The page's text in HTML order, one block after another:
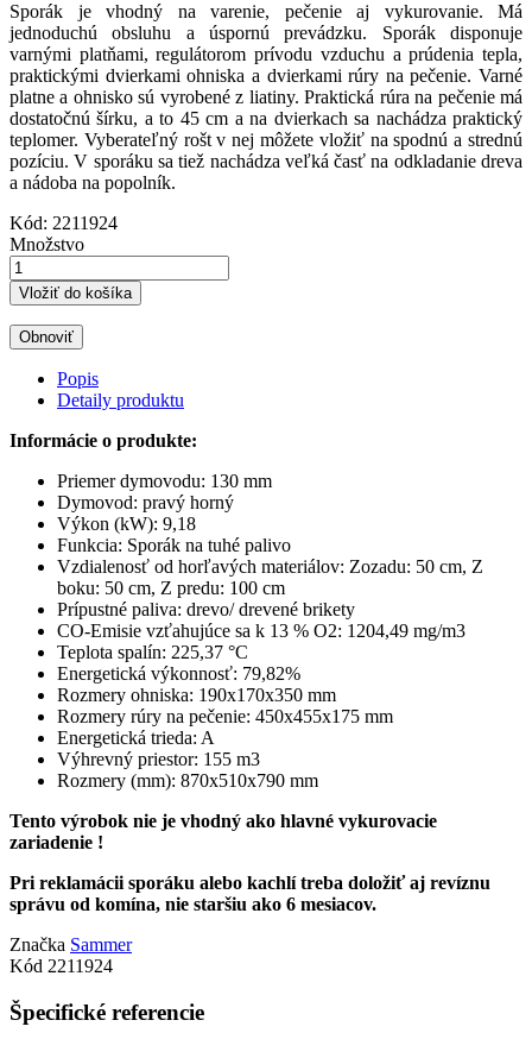
Sporák je vhodný na varenie, pečenie aj vykurovanie. Má
jednoduchú obsluhu a úspornú prevádzku. Sporák disponuje
varnými platňami, regulátorom prívodu vzduchu a prúdenia tepla,
praktickými dvierkami ohniska a dvierkami rúry na pečenie. Varné
platne a ohnisko sú vyrobené z liatiny. Praktická rúra na pečenie má
dostatočnú šírku, a to 45 cm a na dvierkach sa nachádza praktický
teplomer. Vyberateľný rošt v nej môžete vložiť na spodnú a strednú
pozíciu. V sporáku sa tiež nachádza veľká časť na odkladanie dreva
a nádoba na popolník.
Kód: 2211924
Množstvo
Vložiť do košíka
Popis
Detaily produktu
Informácie o produkte:
Priemer dymovodu: 130 mm
Dymovod: pravý horný
Výkon (kW): 9,18
Funkcia: Sporák na tuhé palivo
Vzdialenosť od horľavých materiálov: Zozadu: 50 cm, Z
boku: 50 cm, Z predu: 100 cm
Prípustné paliva: drevo/ drevené brikety
CO-Emisie vzťahujúce sa k 13 % O2: 1204,49 mg/m3
Teplota spalín: 225,37 °C
Energetická výkonnosť: 79,82%
Rozmery ohniska: 190x170x350 mm
Rozmery rúry na pečenie: 450x455x175 mm
Energetická trieda: A
Výhrevný priestor: 155 m3
Rozmery (mm): 870x510x790 mm
Tento výrobok nie je vhodný ako hlavné vykurovacie
zariadenie !
Pri reklamácii sporáku alebo kachlí treba doložiť aj revíznu
správu od komína, nie staršiu ako 6 mesiacov.
Značka Sammer
Kód 2211924
Špecifické referencie